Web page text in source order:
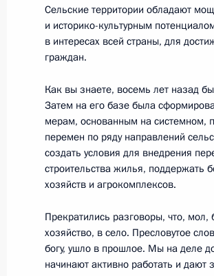
6 мая 2014 года,
по реализации
и
6 мая 2014 года, 11:00
Совместное
и
Сельские территории обладают
и историко-культурным
в интересах всей страны, для
граждан.
Как вы знаете, восемь лет назад
Затем на его базе была
мерам, основанным на системном,
перемен по ряду направлений
создать условия для внедрения
строительства жилья, поддержать
хозяйств и агрокомплексов.
Прекратились разговоры, что, мол,
хозяйство, в село. Пресловутое
богу, ушло в прошлое. Мы на деле
начинают активно работать и дают